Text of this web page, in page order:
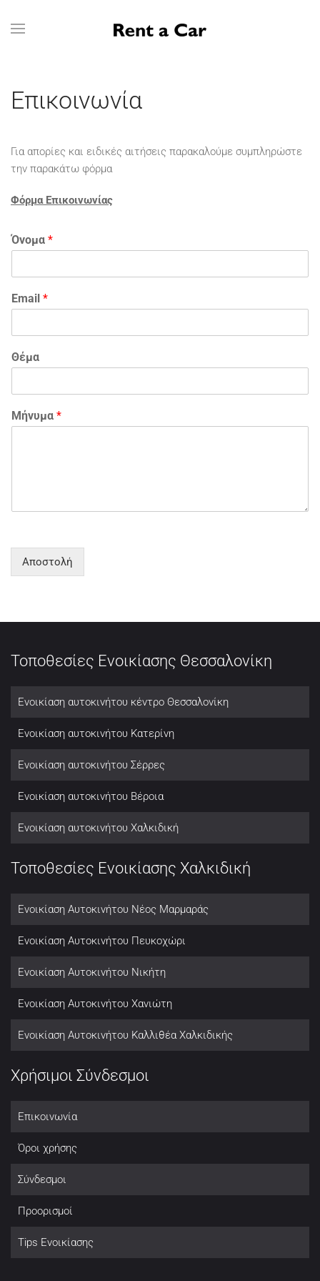
Skip to main content
Επικοινωνία
Για απορίες και ειδικές αιτήσεις παρακαλούμε συμπληρώστε
την παρακάτω φόρμα
Φόρμα Επικοινωνίας
Όνομα *
Email *
Θέμα
Μήνυμα *
Αποστολή
Τοποθεσίες Ενοικίασης Θεσσαλονίκη
Ενοικίαση αυτοκινήτου κέντρο Θεσσαλονίκη
Ενοικίαση αυτοκινήτου Κατερίνη
Ενοικίαση αυτοκινήτου Σέρρες
Ενοικίαση αυτοκινήτου Βέροια
Ενοικίαση αυτοκινήτου Χαλκιδική
Τοποθεσίες Ενοικίασης Χαλκιδική
Ενοικίαση Αυτοκινήτου Νέος Μαρμαράς
Ενοικίαση Αυτοκινήτου Πευκοχώρι
Ενοικίαση Αυτοκινήτου Νικήτη
Ενοικίαση Αυτοκινήτου Χανιώτη
Ενοικίαση Αυτοκινήτου Καλλιθέα Χαλκιδικής
Χρήσιμοι Σύνδεσμοι
Επικοινωνία
Όροι χρήσης
Σύνδεσμοι
Προορισμοί
Tips Ενοικίασης